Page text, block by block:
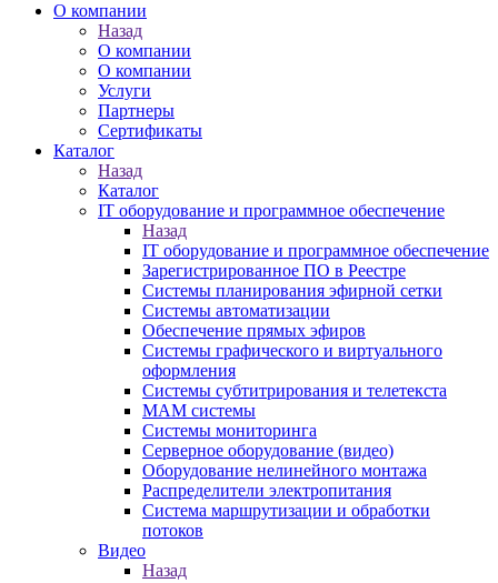
О компании
Назад
О компании
О компании
Услуги
Партнеры
Сертификаты
Каталог
Назад
Каталог
IT оборудование и программное обеспечение
Назад
IT оборудование и программное обеспечение
Зарегистрированное ПО в Реестре
Системы планирования эфирной сетки
Системы автоматизации
Обеспечение прямых эфиров
Системы графического и виртуального
оформления
Системы субтитрирования и телетекста
MAM системы
Системы мониторинга
Серверное оборудование (видео)
Оборудование нелинейного монтажа
Распределители электропитания
Система маршрутизации и обработки
потоков
Видео
Назад